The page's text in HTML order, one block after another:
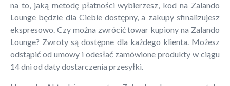
na to, jaką metodę płatności wybierzesz, kod na Zalando
Lounge będzie dla Ciebie dostępny, a zakupy sfinalizujesz
ekspresowo. Czy można zwrócić towar kupiony na Zalando
Lounge? Zwroty są dostępne dla każdego klienta. Możesz
odstąpić od umowy i odesłać zamówione produkty w ciągu
14 dni od daty dostarczenia przesyłki.